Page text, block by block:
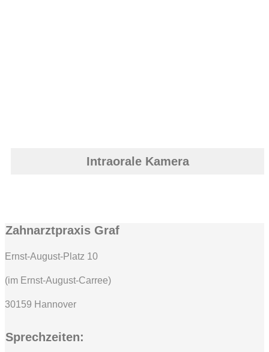
Intraorale Kamera
Zahnarztpraxis Graf
Ernst-August-Platz 10
(im Ernst-August-Carree)
30159 Hannover
Sprechzeiten: